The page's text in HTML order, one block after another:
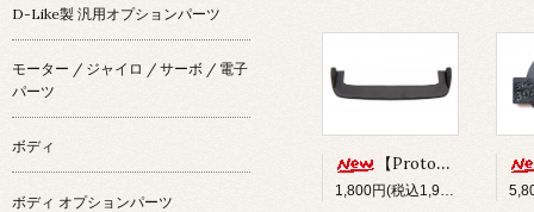
【Prototype34】フロントディフューザー
1,800円(税込1,980円)
D-Like製 汎用オプションパーツ
モーター / ジャイロ / サーボ / 電子
パーツ
ボディ
ボディ オプションパーツ